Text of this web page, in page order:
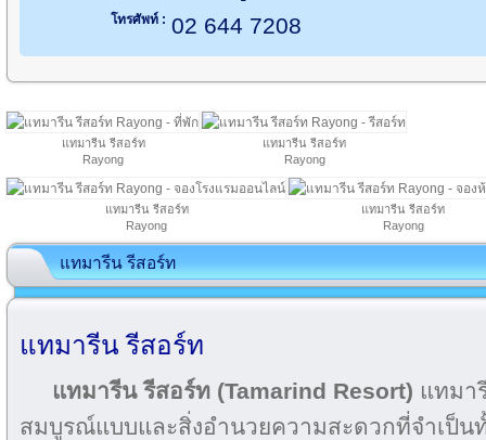
โทรศัพท์ : 02 644 7208
แทมารีน รีสอร์ท
Rayong
แทมารีน รีสอร์ท
Rayong
แทมารีน รีสอร์ท
Rayong
แทมารีน รีสอร์ท
Rayong
แทมารีน รีสอร์ท
แทมารีน รีสอร์ท
แทมารีน รีสอร์ท (Tamarind Resort) แทมา
สมบูรณ์แบบและสิ่งอำนวยความสะดวกที่จำเป็น